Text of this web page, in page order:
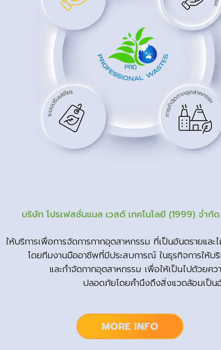
บริษัท โปรเฟสชั่นแนล เวสต์ เทคโนโลยี (1999) จำกั
ให้บริการเพื่อการจัดการกากอุตสาหกรรม ที่เป็นอันตรายและ
โดยทีมงานมืออาชีพที่มีประสบการณ์ ในธุรกิจการให้บ
และกำจัดกากอุตสาหกรรม เพื่อให้เป็นไปด้วยค
ปลอดภัยโดยคำนึงถึงสิ่งแวดล้อมเป็
MORE INFO